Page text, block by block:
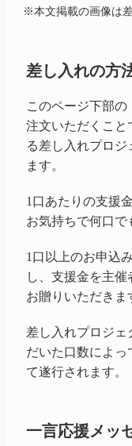
※本文掲載の画像は
差し入れの方
このページ下部
注文いただくこと
る差し入れプロ
ます。
1口あたりの支援
お気持ちで何口で
1口以上のお申込
し、支援金を主
お贈りいただきま
差し入れプロジェ
だいた口数によっ
て遂行されます。
一言応援メッ